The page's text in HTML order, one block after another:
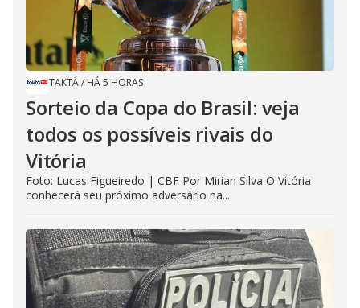
TAKTÁ/ HÁ 5 HORAS
Sorteio da Copa do Brasil: veja
todos os possíveis rivais do
Vitória
Foto: Lucas Figueiredo | CBF Por Mirian Silva O Vitória
conhecerá seu próximo adversário na...